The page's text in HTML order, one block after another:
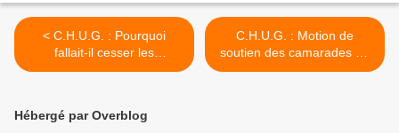
< C.H.U.G. : Pourquoi
fallait-il cesser les
négociations en cours ?
C.H.U.G. : Motion de
soutien des camarades de
la C.G.T. - Santé >
Hébergé par Overblog